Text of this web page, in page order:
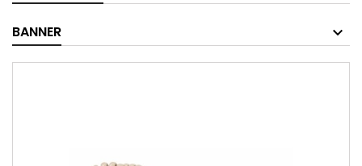
BANNER